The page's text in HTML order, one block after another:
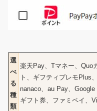
選
べ
る
種
類
楽天Pay、Tマネー、Quo
ト、ギフティプレモPlus
nanaco、au Pay、
ギフト券、ファミペイ、